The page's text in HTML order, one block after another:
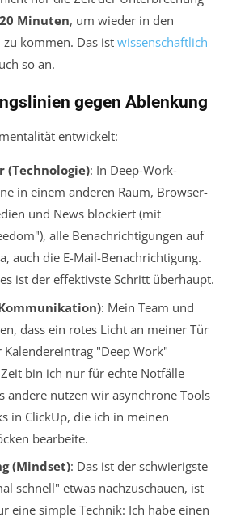
20 Minuten, um wieder in den
kommen. Das ist wissenschaftlich
so an.
gegen Ablenkung
entwickelt:
(Technologie): In Deep-Work-
in einem anderen Raum, Browser-
und News blockiert (mit
alle Benachrichtigungen auf
auch die E-Mail-Benachrichtigung.
ist der effektivste Schritt überhaupt.
: Mein Team und
dass ein rotes Licht an meiner Tür
"Deep Work"
bin ich nur für echte Notfälle
andere nutzen wir asynchrone Tools
in ClickUp, die ich in meinen
bearbeite.
(Mindset): Das ist der schwierigste
schnell" etwas nachzuschauen, ist
eine simple Technik: Ich habe einen